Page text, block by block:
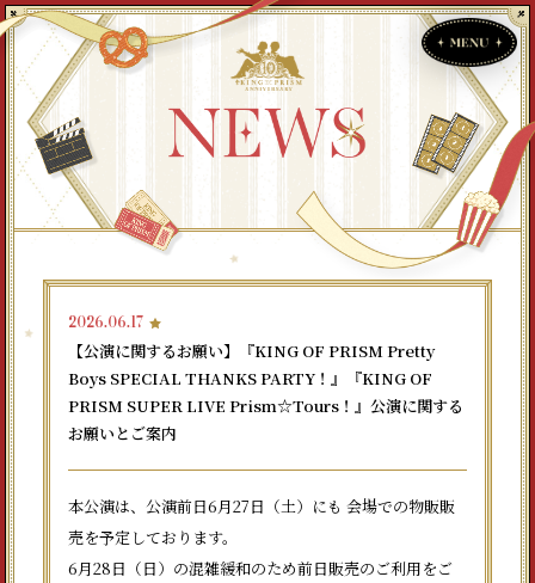
2026.06.17
【公演に関するお願い】『KING OF PRISM Pretty
Boys SPECIAL THANKS PARTY！』『KING OF
PRISM SUPER LIVE Prism☆Tours！』公演に関する
お願いとご案内
本公演は、公演前日6月27日（土）にも 会場での物販販
売を予定しております。
6月28日（日）の混雑緩和のため前日販売のご利用をご